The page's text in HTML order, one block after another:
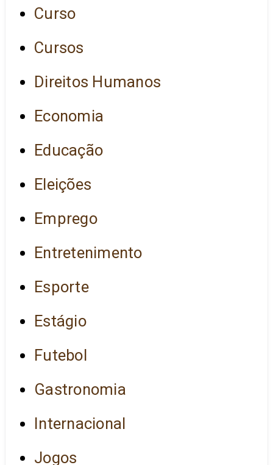
Curso
Cursos
Direitos Humanos
Economia
Educação
Eleições
Emprego
Entretenimento
Esporte
Estágio
Futebol
Gastronomia
Internacional
Jogos